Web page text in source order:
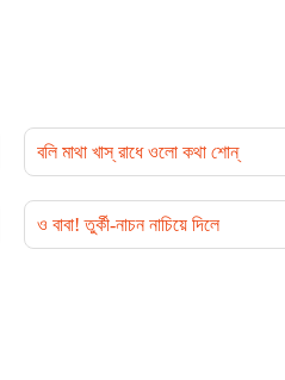
বলি মাথা খাস্ রাধে ওলো কথা শোন্
ও বাবা! তুর্কী-নাচন নাচিয়ে দিলে